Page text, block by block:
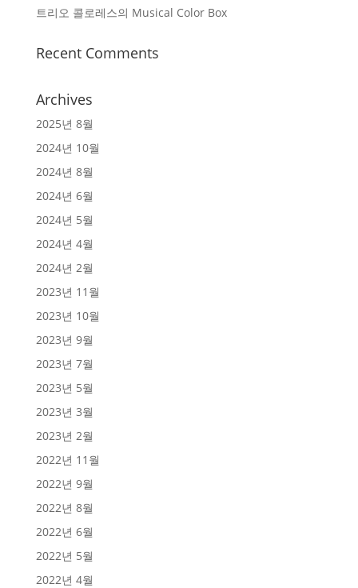
트리오 콜로레스의 Musical Color Box
Recent Comments
Archives
2025년 8월
2024년 10월
2024년 8월
2024년 6월
2024년 5월
2024년 4월
2024년 2월
2023년 11월
2023년 10월
2023년 9월
2023년 7월
2023년 5월
2023년 3월
2023년 2월
2022년 11월
2022년 9월
2022년 8월
2022년 6월
2022년 5월
2022년 4월